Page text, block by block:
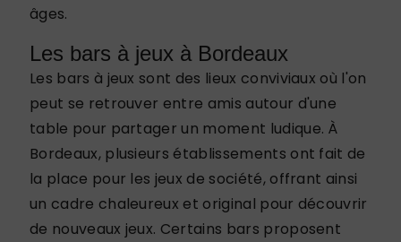
âges.
Les bars à jeux à Bordeaux
Les bars à jeux sont des lieux conviviaux où l'on
peut se retrouver entre amis autour d'une
table pour partager un moment ludique. À
Bordeaux, plusieurs établissements ont fait de
la place pour les jeux de société, offrant ainsi
un cadre chaleureux et original pour découvrir
de nouveaux jeux. Certains bars proposent